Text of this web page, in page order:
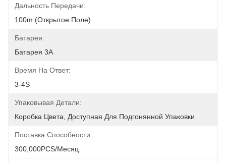
Дальность Передачи:
100m (открытое Поле)
Батарея:
Батарея 3A
Время На Ответ:
3-4S
Упаковывая Детали:
Коробка Цвета, Доступная Для Подгонянной Упаковки
Поставка Способности:
300,000PCS/месяц